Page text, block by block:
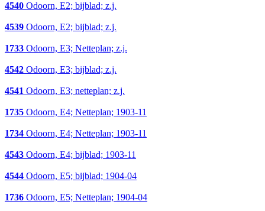
4540 Odoorn, E2; bijblad; z.j.
4539 Odoorn, E2; bijblad; z.j.
1733 Odoorn, E3; Netteplan; z.j.
4542 Odoorn, E3; bijblad; z.j.
4541 Odoorn, E3; netteplan; z.j.
1735 Odoorn, E4; Netteplan; 1903-11
1734 Odoorn, E4; Netteplan; 1903-11
4543 Odoorn, E4; bijblad; 1903-11
4544 Odoorn, E5; bijblad; 1904-04
1736 Odoorn, E5; Netteplan; 1904-04